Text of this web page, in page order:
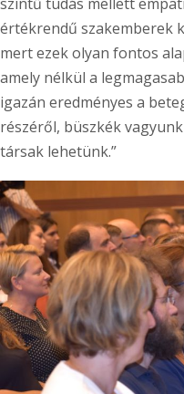
szintű tudás mellett
értékrendű szakemberek
mert ezek olyan fontos
amely nélkül a
igazán eredményes a
részéről, büszkék
társak lehetünk.”